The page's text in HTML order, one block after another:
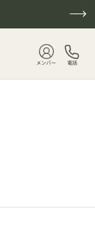
メンバー 電話